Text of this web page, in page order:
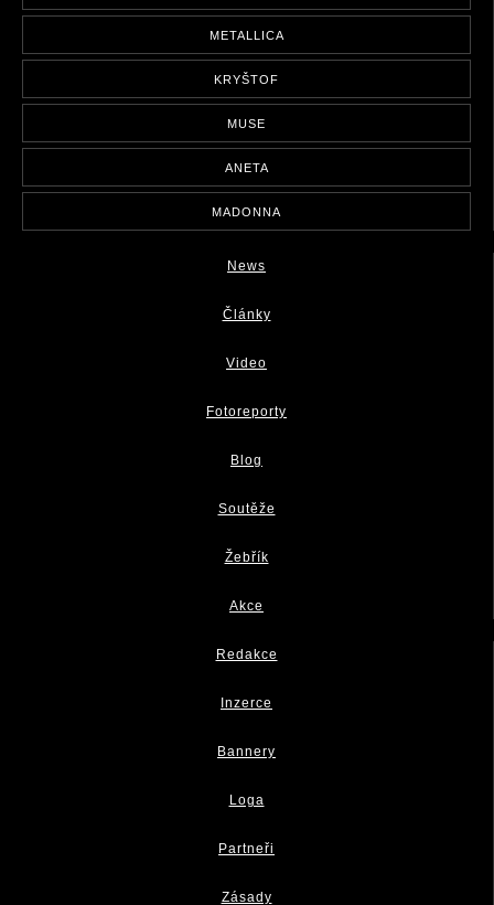
METALLICA
KRYŠTOF
MUSE
ANETA
MADONNA
News
Články
Video
Fotoreporty
Blog
Soutěže
Žebřík
Akce
Redakce
Inzerce
Bannery
Loga
Partneři
Zásady